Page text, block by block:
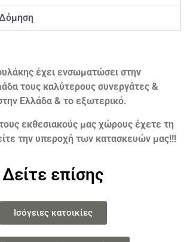
έχει ενσωματώσει στην
τους καλύτερους συνεργάτες &
Ελλάδα & το εξωτερικό.
εκθεσιακούς μας χώρους έχετε τη
την υπεροχή των κατασκευών μας!!!
Δείτε επίσης
Ισόγειες κατοικίες